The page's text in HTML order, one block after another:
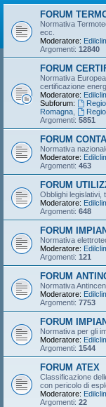
FORUM
Normativa
ecc.
Moderatore:
Argomenti: 12840
FORUM
Normativa
certificazione
Moderatore:
Subforum:
Romagna
Argomenti: 5851
FORUM
Normativa
Moderatore:
Argomenti: 463
FORUM
Obblighi legislativi,
Moderatore:
Argomenti: 648
FORUM
Normativa
Moderatore:
Argomenti: 121
FORUM
Normativa
Moderatore:
Argomenti: 7753
FORUM
Normativa per gli
Moderatore:
Argomenti: 1544
FORUM ATEX
Classificazione
con pericolo di
Moderatore:
Argomenti: 22